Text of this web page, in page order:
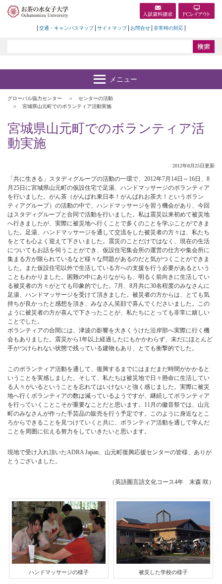
交通・キャンパスマップ サイトマップ お問合せ 非常時の対応
グローバル協力センター
センターの活動
宮城県山元町でのボランティア活動実施
宮城県山元町でのボランティア活
動実施
2012年8月25日更新
「共に生きる」スタディグループの活動の一環で、2012年7月14日～16日、8
月25日に宮城県山元町の仮設住宅で足湯、ハンドマッサージのボランティア
を行いました。がん茶（がんばれ東日本！がんばれお茶大！というボラン
ティアグループ）の活動の中で、ハンドマッサージを習う機会があり、今回
はスタディグループと合同で活動を行いました。私は震災以来初めて被災地
へ行きましたが、実際に被災地へ行くことで多くのことを学ぶことができま
した。足湯、ハンドマッサージを通して交流をした被災者の方々は、私たち
をとても心よく迎えて下さいました。震災のことだけではなく、現在の生活
についてもお話を伺うことができ、仮設住宅集会所の運営の仕方や集会所に
集まる方が限られているなど様々な問題があるのだと気がつくことができま
した。また仮設住宅以外で生活している方への支援を行う必要があるという
こともわかりました。困難の中にありながらも、明るく前向きに生活してい
る被災者の方々がとても印象的でした。7月、8月共に30名程度のみなさんに
足湯、ハンドマッサージを受けて頂きました。被災者の方からは、とても気
持ちが良かったと感想を頂き、みなさん笑顔で喜んでくださいました。この
ように被災者の方が喜んで下さったことが、私たちにとっても非常に嬉しい
ことでした。
ボランティアの合間には、津波の影響を大きくうけた沿岸部へ実際に行く機
会もありました。震災から1年以上経過したにもかかわらず、未だにほとんど
手がつけられない状態で残っている建物もあり、とても衝撃的でした。
このボランティア活動を通して、復興するまでにはまだまだ時間がかかると
いうことを実感しました。そして、私たちは被災地で日々懸命に生活してい
る人々がいるということを忘れてはいけないと強く感じました。実際に被災
地へ行くボランティアの数は減っているようですが、継続してボランティア
を行っていくことこそが重要なことだと思います。11月の徽音祭では、山元
町のみなさんが作った手芸品の販売を行う予定です。このように身近なとこ
ろからできることを見つけていくと共に、ボランティア活動を通して学んだ
ことを周囲に伝える努力をしていきたいと思います。
現地で受け入れ頂いたADRA Japan、山元町復興応援センターの皆様、ありが
とうございました。
（英語圏言語文化コース4年 末森 咲）
ハンドマッサージの様子 被災した学校の様子